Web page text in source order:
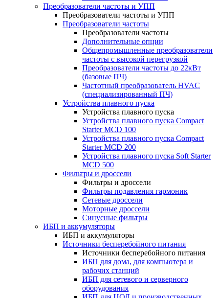
Преобразователи частоты и УПП
Преобразователи частоты и УПП
Преобразователи частоты
Преобразователи частоты
Дополнительные опции
Общепромышленные преобразователи
частоты с высокой перегрузкой
Преобразователи частоты до 22кВт
(базовые ПЧ)
Частотный преобразователь HVAC
(специализированный ПЧ)
Устройства плавного пуска
Устройства плавного пуска
Устройства плавного пуска Compact
Starter MCD 100
Устройства плавного пуска Compact
Starter MCD 200
Устройства плавного пуска Soft Starter
MCD 500
Фильтры и дроссели
Фильтры и дроссели
Фильтры подавления гармоник
Сетевые дроссели
Моторные дроссели
Синусные фильтры
ИБП и аккумуляторы
ИБП и аккумуляторы
Источники бесперебойного питания
Источники бесперебойного питания
ИБП для дома, для компьютера и
рабочих станций
ИБП для сетевого и серверного
оборудования